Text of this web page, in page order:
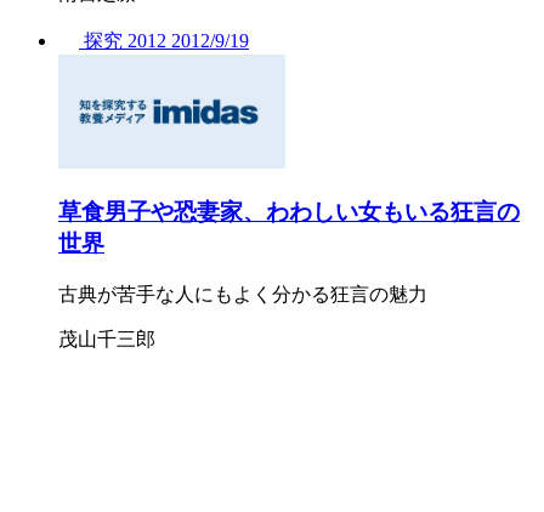
探究 2012 2012/9/19
草食男子や恐妻家、わわしい女もいる狂言の
世界
古典が苦手な人にもよく分かる狂言の魅力
茂山千三郎